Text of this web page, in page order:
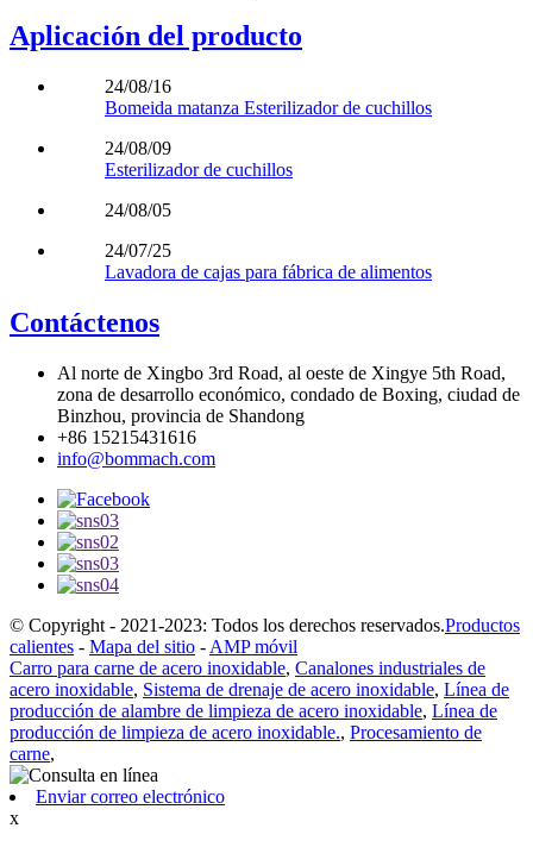
Aplicación del producto
24/08/16
Bomeida matanza Esterilizador de cuchillos
24/08/09
Esterilizador de cuchillos
24/08/05
24/07/25
Lavadora de cajas para fábrica de alimentos
Contáctenos
Al norte de Xingbo 3rd Road, al oeste de Xingye 5th Road,
zona de desarrollo económico, condado de Boxing, ciudad de
Binzhou, provincia de Shandong
+86 15215431616
info@bommach.com
© Copyright - 2021-2023: Todos los derechos reservados.Productos
calientes - Mapa del sitio - AMP móvil
Carro para carne de acero inoxidable, Canalones industriales de
acero inoxidable, Sistema de drenaje de acero inoxidable, Línea de
producción de alambre de limpieza de acero inoxidable, Línea de
producción de limpieza de acero inoxidable., Procesamiento de
carne,
Enviar correo electrónico
x